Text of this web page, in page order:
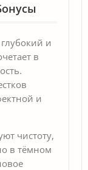
и
в
и
чистоту,
в тёмном